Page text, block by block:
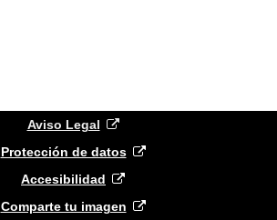
Aviso Legal( abre
nueva
ventana
Protección de datos( abre
ventana
Accesibilidad abre
nueva
Comparte tu imagen( abre